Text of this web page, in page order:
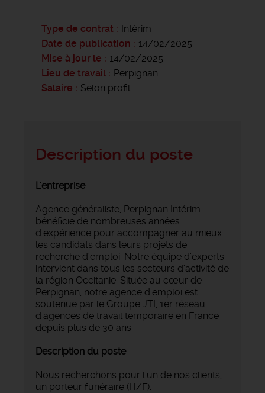
Type de contrat
Intérim
Date de publication
14/02/2025
Mise à jour le
14/02/2025
Lieu de travail
Perpignan
Salaire
Selon profil
Description du poste
L'entreprise
Agence généraliste, Perpignan Intérim
bénéficie de nombreuses années
d'expérience pour accompagner au mieux
les candidats dans leurs projets de
recherche d'emploi. Notre équipe d'experts
intervient dans tous les secteurs d'activité de
la région Occitanie. Située au cœur de
Perpignan, notre agence d'emploi est
soutenue par le Groupe JTI, 1er réseau
d'agences de travail temporaire en France
depuis plus de 30 ans.
Description du poste
Nous recherchons pour l'un de nos clients,
un porteur funéraire (H/F).